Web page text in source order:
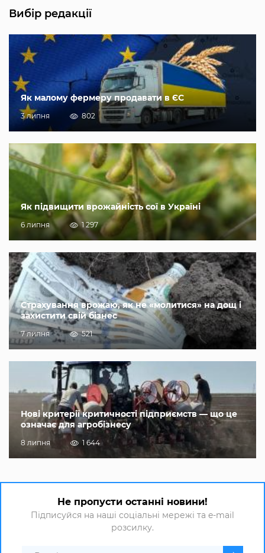
Вибір редакції
Як малому фермеру продавати в ЄС
3 липня 802
Як підвищити врожайність сої в Україні
6 липня 1 297
Страхування врожаю, як не «молитися» на дощ і
захистити свій бізнес
7 липня 521
Нові критерії критичності підприємств — що це
означає для агробізнесу
8 липня 1 644
Не пропусти останні новини!
Підписуйся на наші соціальні мережі та e-mail
розсилку.